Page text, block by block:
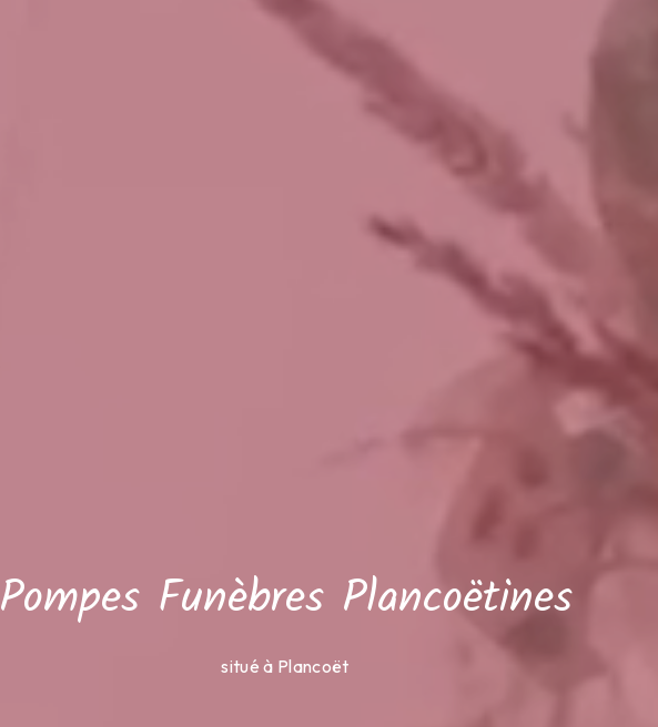
Pompes Funèbres Plancoëtines
situé à Plancoët